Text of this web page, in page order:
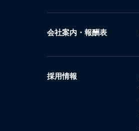
会社案内・報酬表
採用情報